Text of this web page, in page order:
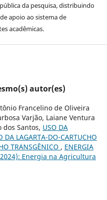
da pesquisa, distribuindo
apoio ao sistema de
acadêmicas.
autor(es)
Francelino de Oliveira
Varjão, Laiane Ventura
dos Santos, USO DA
LAGARTA-DO-CARTUCHO
TRANSGÊNICO , ENERGIA
Energia na Agricultura